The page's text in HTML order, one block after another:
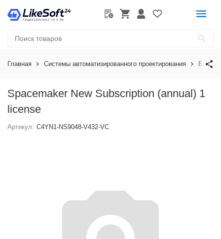
Главная Системы автоматизированного проектирования
Spacemaker New Subscription (annual) 1
license
Артикул: C4YN1-NS9048-V432-VC